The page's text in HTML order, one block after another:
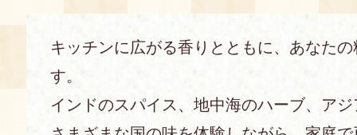
当館について
キッチンに広がる香りとともに、あなた
す。
インドのスパイス、地中海のハーブ、ア